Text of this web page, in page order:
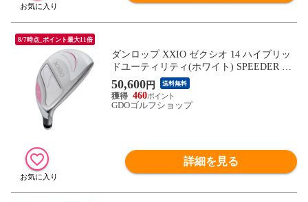
8/7時点_ポイント最大11倍
ダンロップ XXIO ゼクシオ 14 ハイブリッ
ドユーティリティ(ホワイト) SPEEDER NX
DST for XXIO シャフト：SPEEDER NX DS
T for XXIO R H5 25° 39.5inch レディス
50,600円 送料無料
460
GDOゴルフショップ
詳細を見る